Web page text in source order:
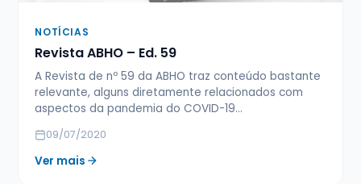
NOTÍCIAS
Revista ABHO – Ed. 59
A Revista de nº 59 da ABHO traz conteúdo bastante
relevante, alguns diretamente relacionados com
aspectos da pandemia do COVID-19…
09/07/2020
Ver mais